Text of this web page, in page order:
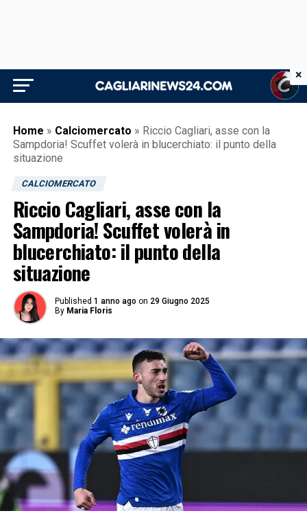
Home » Calciomercato » Riccio Cagliari, asse con la
Sampdoria! Scuffet volerà in blucerchiato: il punto della
situazione
CALCIOMERCATO
Riccio Cagliari, asse con la
Sampdoria! Scuffet volerà in
blucerchiato: il punto della
situazione
Published 1 anno ago on 29 Giugno 2025
By Maria Floris
×